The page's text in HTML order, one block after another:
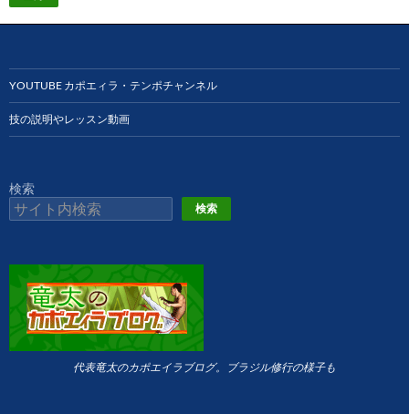
YOUTUBE カポエィラ・テンポチャンネル
技の説明やレッスン動画
検索
検索
代表竜太のカポエイラブログ。ブラジル修行の様子も